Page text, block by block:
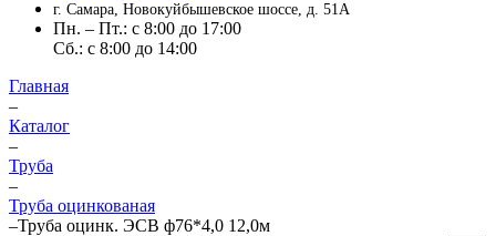
г. Самара, Новокуйбышевское шоссе, д. 51А
Пн. – Пт.: с 8:00 до 17:00
Cб.: с 8:00 до 14:00
Главная
–
Каталог
–
Труба
–
Труба оцинкованая
–Труба оцинк. ЭСВ ф76*4,0 12,0м